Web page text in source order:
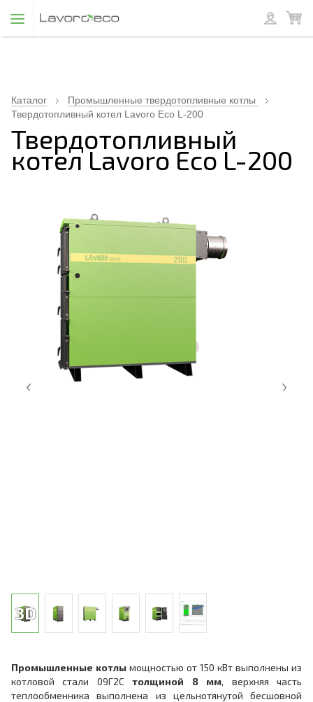
Каталог
Промышленные твердотопливные котлы
Твердотопливный котел Lavoro Eco L-200
Твердотопливный
котел Lavoro Eco L-200
Промышленные котлы мощностью от 150 кВт выполнены из
котловой стали 09Г2Столщиной 8 мм, верхняя часть
теплообменника выполнена из цельнотянутой бесшовной